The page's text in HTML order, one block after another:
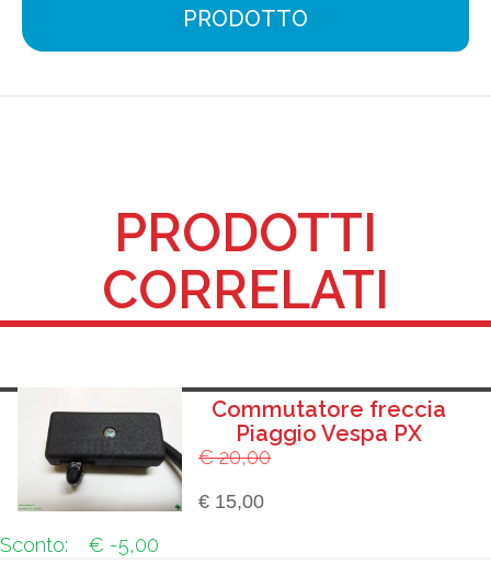
PRODOTTO
PRODOTTI
CORRELATI
Commutatore freccia
Piaggio Vespa PX
€ 20,00
€ 15,00
Sconto: € -5,00